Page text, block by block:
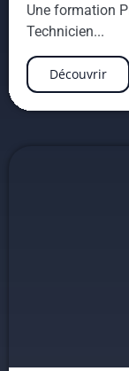
Une formation
Technicien...
Découvrir